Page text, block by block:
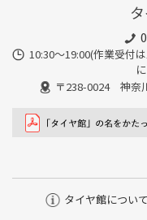
10:30～19:00(作業受付
〒238-0024 神奈
タイヤ館について